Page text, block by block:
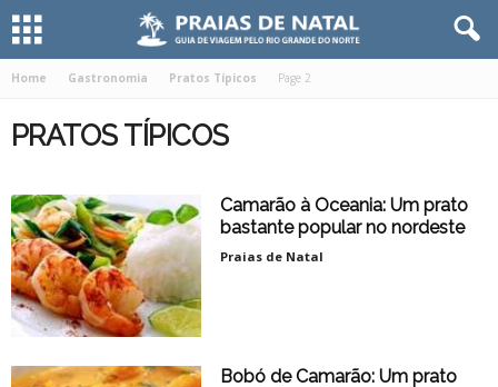
Home Gastronomia Pratos Típicos Page 2
PRATOS TÍPICOS
Camarão à Oceania: Um prato
bastante popular no nordeste
Praias de Natal
Bobó de Camarão: Um prato